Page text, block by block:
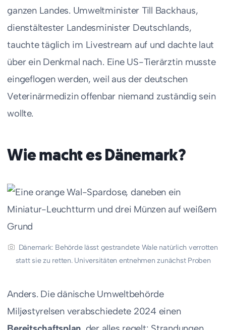
ganzen Landes. Umweltminister Till Backhaus,
dienstältester Landesminister Deutschlands,
tauchte täglich im Livestream auf und dachte laut
über ein Denkmal nach. Eine US-Tierärztin musste
eingeflogen werden, weil aus der deutschen
Veterinärmedizin offenbar niemand zuständig sein
wollte.
Wie macht es Dänemark?
Dänemark: Behörde lässt gestrandete Wale natürlich verrotten
statt sie zu retten. Universitäten entnehmen zunächst Proben
Anders. Die dänische Umweltbehörde
Miljøstyrelsen verabschiedete 2024 einen